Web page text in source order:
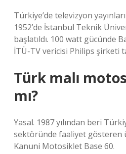
Türkiye’de televizyon
1952’de İstanbul Teknik
başlatıldı. 100 watt gücünde
İTÜ-TV vericisi Philips şirketi
Türk malı
mı?
Yasal. 1987 yılından beri
sektöründe faaliyet gösteren
Kanuni Motosiklet Base 60.